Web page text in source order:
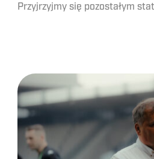
Przyjrzyjmy się pozostałym